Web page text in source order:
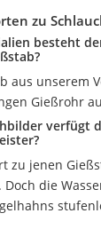
zu
besteht
aus unserem
Gießrohr
verfügt
zu jenen
die